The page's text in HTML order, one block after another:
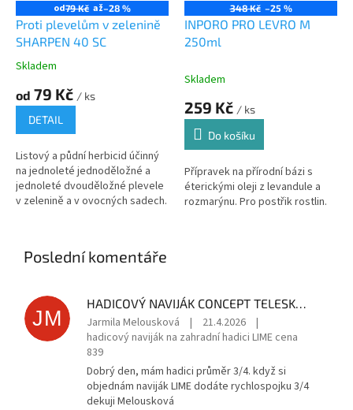
od79 Kč až–28 %
Proti plevelům v zelenině
SHARPEN 40 SC
Průměrné
produktu
5
hvězdiček.
Skladem
od 79 Kč / ks
DETAIL
Listový a půdní herbicid účinný
na jednoleté jednoděložné a
jednoleté dvouděložné plevele
v zelenině a v ovocných sadech.
348 Kč –25 %
INPORO PRO LEVRO M
250ml
Skladem
259 Kč / ks
Do košíku
Přípravek na přírodní bázi s
éterickými oleji z levandule a
rozmarýnu. Pro postřik rostlin.
Poslední komentáře
JM
HADICOVÝ NAVIJÁK CONCEPT TELESKOPICKÝ, LIME 1ks
Jarmila Melousková | 21.4.2026
|
hadicový naviják na zahradní hadici LIME cena
839
Dobrý den, mám hadici průměr 3/4. když si
objednám naviják LIME dodáte rychlospojku 3/4
dekuji Melousková